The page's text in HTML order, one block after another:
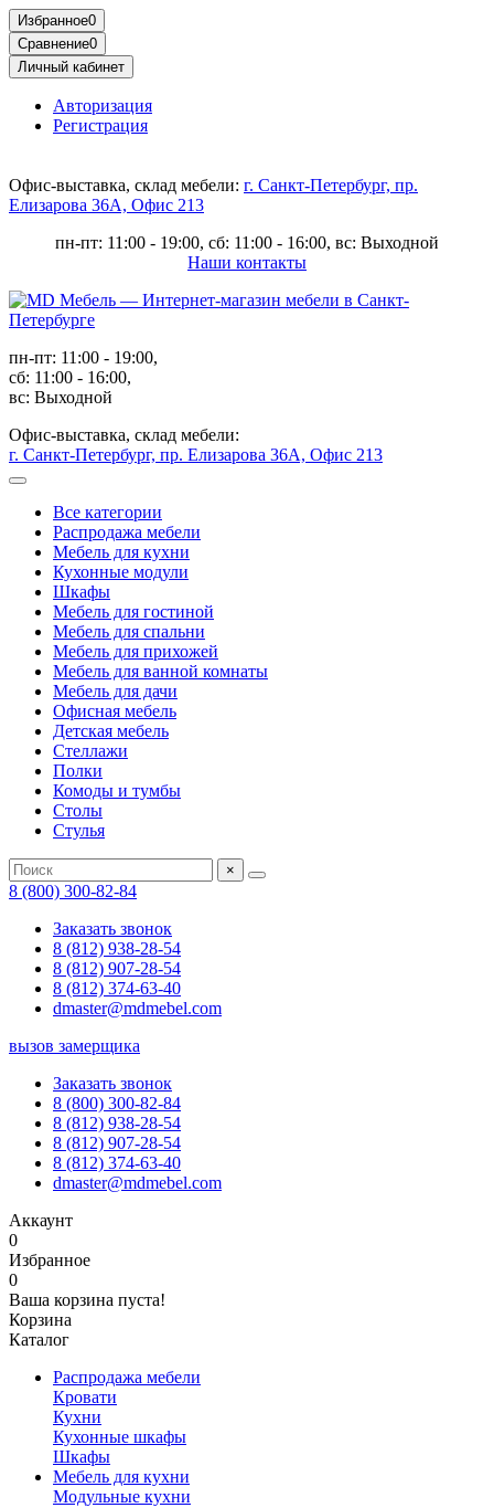
Избранное0
Сравнение0
Личный кабинет
Авторизация
Регистрация
Офис-выставка, склад мебели: г. Санкт-Петербург, пр.
Елизарова 36А, Офис 213
пн-пт: 11:00 - 19:00, сб: 11:00 - 16:00, вс: Выходной
Наши контакты
пн-пт: 11:00 - 19:00,
сб: 11:00 - 16:00,
вс: Выходной
Офис-выставка, склад мебели:
г. Санкт-Петербург, пр. Елизарова 36А, Офис 213
Все категории
Распродажа мебели
Мебель для кухни
Кухонные модули
Шкафы
Мебель для гостиной
Мебель для спальни
Мебель для прихожей
Мебель для ванной комнаты
Мебель для дачи
Офисная мебель
Детская мебель
Стеллажи
Полки
Комоды и тумбы
Столы
Стулья
×
8 (800) 300-82-84
Заказать звонок
8 (812) 938-28-54
8 (812) 907-28-54
8 (812) 374-63-40
dmaster@mdmebel.com
вызов замерщика
Заказать звонок
8 (800) 300-82-84
8 (812) 938-28-54
8 (812) 907-28-54
8 (812) 374-63-40
dmaster@mdmebel.com
Аккаунт
0
Избранное
0
Ваша корзина пуста!
Корзина
Каталог
Распродажа мебели
Кровати
Кухни
Кухонные шкафы
Шкафы
Мебель для кухни
Модульные кухни